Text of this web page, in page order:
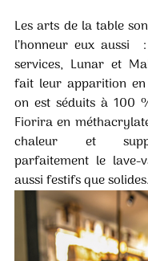
Les arts de la table
l’honneur eux aussi
services, Lunar et
fait leur apparition en
on est séduits à 100
Fiorira en
chaleur et
parfaitement le lave-
aussi festifs que solides.